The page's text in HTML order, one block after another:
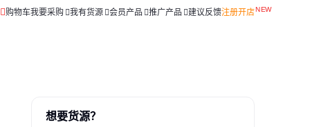
购物车我要采购 我有货源 会员产品 推广产品 建议反馈注册开店
想要货源？